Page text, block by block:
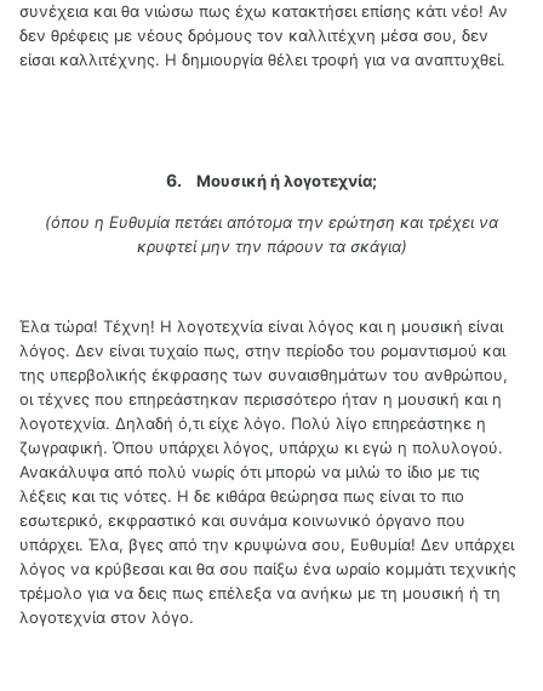
συνέχεια και θα νιώσω πως έχω κατακτήσει επίσης κάτι νέο! Αν
δεν θρέφεις με νέους δρόμους τον καλλιτέχνη μέσα σου, δεν
είσαι καλλιτέχνης. Η δημιουργία θέλει τροφή για να αναπτυχθεί.
6. Μουσική ή λογοτεχνία;
(όπου η Ευθυμία πετάει απότομα την ερώτηση και τρέχει να
κρυφτεί μην την πάρουν τα σκάγια)
Έλα τώρα! Τέχνη! Η λογοτεχνία είναι λόγος και η μουσική είναι
λόγος. Δεν είναι τυχαίο πως, στην περίοδο του ρομαντισμού και
της υπερβολικής έκφρασης των συναισθημάτων του ανθρώπου,
οι τέχνες που επηρεάστηκαν περισσότερο ήταν η μουσική και η
λογοτεχνία. Δηλαδή ό,τι είχε λόγο. Πολύ λίγο επηρεάστηκε η
ζωγραφική. Όπου υπάρχει λόγος, υπάρχω κι εγώ η πολυλογού.
Ανακάλυψα από πολύ νωρίς ότι μπορώ να μιλώ το ίδιο με τις
λέξεις και τις νότες. Η δε κιθάρα θεώρησα πως είναι το πιο
εσωτερικό, εκφραστικό και συνάμα κοινωνικό όργανο που
υπάρχει. Έλα, βγες από την κρυψώνα σου, Ευθυμία! Δεν υπάρχει
λόγος να κρύβεσαι και θα σου παίξω ένα ωραίο κομμάτι τεχνικής
τρέμολο για να δεις πως επέλεξα να ανήκω με τη μουσική ή τη
λογοτεχνία στον λόγο.